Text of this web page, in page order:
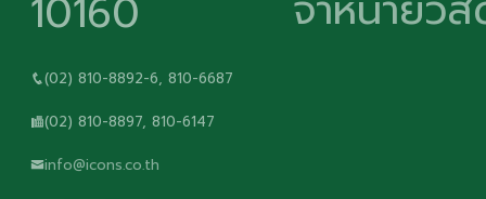
10160
(02) 810-8892-6, 810-6687
(02) 810-8897, 810-6147
info@icons.co.th